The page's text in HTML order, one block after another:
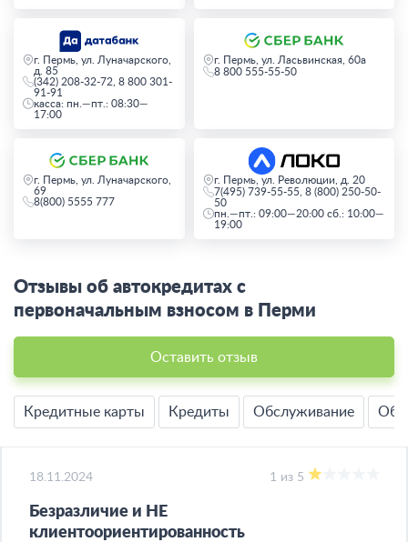
г. Пермь, ул. Луначарского,
д. 85
(342) 208-32-72, 8 800 301-
91-91
касса: пн.—пт.: 08:30—
17:00
г. Пермь, ул. Ласьвинская, 60а
8 800 555-55-50
г. Пермь, ул. Луначарского,
69
8(800) 5555 777
г. Пермь, ул. Революции, д. 20
7(495) 739-55-55, 8 (800) 250-50-
50
пн.—пт.: 09:00—20:00 сб.: 10:00—
19:00
Отзывы об автокредитах с
первоначальным взносом в Перми
Оставить отзыв
Кредитные карты Кредиты Обслуживание
18.11.2024 1 из 5
Безразличие и НЕ
клиентоориентированность